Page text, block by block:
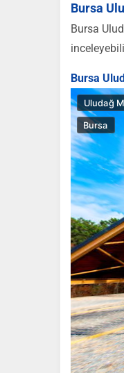
Bursa
Bursa
Bursa